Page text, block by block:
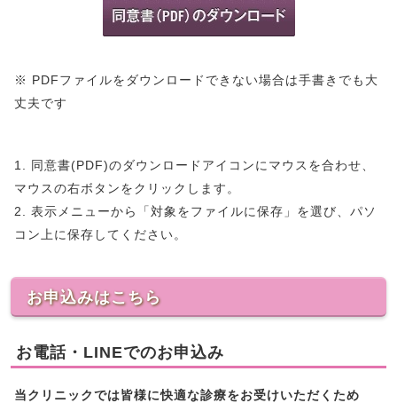
※ PDFファイルをダウンロードできない場合は手書きでも大
丈夫です
1. 同意書(PDF)のダウンロードアイコンにマウスを合わせ、
マウスの右ボタンをクリックします。
2. 表示メニューから「対象をファイルに保存」を選び、パソ
コン上に保存してください。
お申込みはこちら
お電話・LINEでのお申込み
当クリニックでは皆様に快適な診療をお受けいただくため